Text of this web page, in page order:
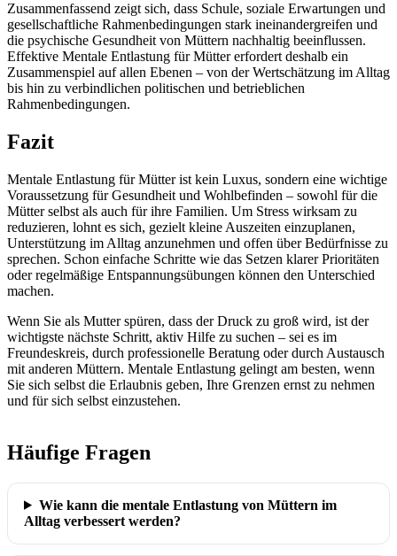
Zusammenfassend zeigt sich, dass Schule, soziale Erwartungen und
gesellschaftliche Rahmenbedingungen stark ineinandergreifen und
die psychische Gesundheit von Müttern nachhaltig beeinflussen.
Effektive Mentale Entlastung für Mütter erfordert deshalb ein
Zusammenspiel auf allen Ebenen – von der Wertschätzung im Alltag
bis hin zu verbindlichen politischen und betrieblichen
Rahmenbedingungen.
Fazit
Mentale Entlastung für Mütter ist kein Luxus, sondern eine wichtige
Voraussetzung für Gesundheit und Wohlbefinden – sowohl für die
Mütter selbst als auch für ihre Familien. Um Stress wirksam zu
reduzieren, lohnt es sich, gezielt kleine Auszeiten einzuplanen,
Unterstützung im Alltag anzunehmen und offen über Bedürfnisse zu
sprechen. Schon einfache Schritte wie das Setzen klarer Prioritäten
oder regelmäßige Entspannungsübungen können den Unterschied
machen.
Wenn Sie als Mutter spüren, dass der Druck zu groß wird, ist der
wichtigste nächste Schritt, aktiv Hilfe zu suchen – sei es im
Freundeskreis, durch professionelle Beratung oder durch Austausch
mit anderen Müttern. Mentale Entlastung gelingt am besten, wenn
Sie sich selbst die Erlaubnis geben, Ihre Grenzen ernst zu nehmen
und für sich selbst einzustehen.
Häufige Fragen
Wie kann die mentale Entlastung von Müttern im
Alltag verbessert werden?